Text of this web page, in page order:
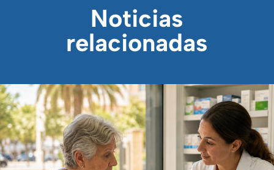
Noticias
relacionadas